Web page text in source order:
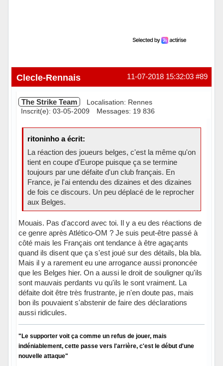
#89
11-07-2018 15:32:03
Clecle-Rennais
The Strike Team
Localisation: Rennes
Inscrit(e): 03-05-2009
Messages: 19 836
ritoninho a écrit:
La réaction des joueurs belges, c'est la même qu'on
tient en coupe d'Europe puisque ça se termine
toujours par une défaite d'un club français. En
France, je l'ai entendu des dizaines et des dizaines
de fois ce discours. Un peu déplacé de le reprocher
aux Belges.
Mouais. Pas d'accord avec toi. Il y a eu des réactions de
ce genre après Atlético-OM ? Je suis peut-être passé à
côté mais les Français ont tendance à être agaçants
quand ils disent que ça s'est joué sur des détails, bla bla.
Mais il y a rarement eu une arrogance aussi prononcée
que les Belges hier. On a aussi le droit de souligner qu'ils
sont mauvais perdants vu qu'ils le sont vraiment. La
défaite doit être très frustrante, je n'en doute pas, mais
bon ils pouvaient s'abstenir de faire des déclarations
aussi ridicules.
"Le supporter voit ça comme un refus de jouer, mais
indéniablement, cette passe vers l'arrière, c'est le début d'une
nouvelle attaque"